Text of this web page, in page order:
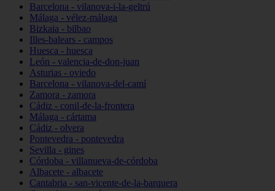
Barcelona - vilanova-i-la-geltrú
Málaga - vélez-málaga
Bizkaia - bilbao
Illes-balears - campos
Huesca - huesca
León - valencia-de-don-juan
Asturias - oviedo
Barcelona - vilanova-del-camí
Zamora - zamora
Cádiz - conil-de-la-frontera
Málaga - cártama
Cádiz - olvera
Pontevedra - pontevedra
Sevilla - gines
Córdoba - villanueva-de-córdoba
Albacete - albacete
Cantabria - san-vicente-de-la-barquera